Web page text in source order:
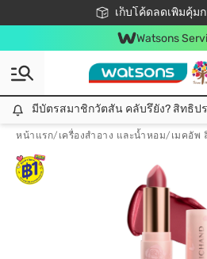
เก็บโค้ดลดเพิ่มคุ้ม
ชอปออนไลน์ครั้งแรก ลด
📦ส่งฟรี! เมื่อช
สมาชิกวัตสัน คลั
Watsons
มีบัตรสมาชิกวัตสัน คลับรึยัง? สิทธิป
หน้าแรก/ เครื่องสำอาง และน้ำหอม/ เมคอัพ